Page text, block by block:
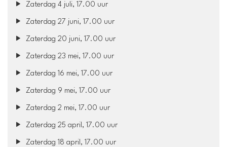
Zaterdag 4 juli, 17.00 uur
Zaterdag 27 juni, 17.00 uur
Zaterdag 20 juni, 17.00 uur
Zaterdag 23 mei, 17.00 uur
Zaterdag 16 mei, 17.00 uur
Zaterdag 9 mei, 17.00 uur
Zaterdag 2 mei, 17.00 uur
Zaterdag 25 april, 17.00 uur
Zaterdag 18 april, 17.00 uur